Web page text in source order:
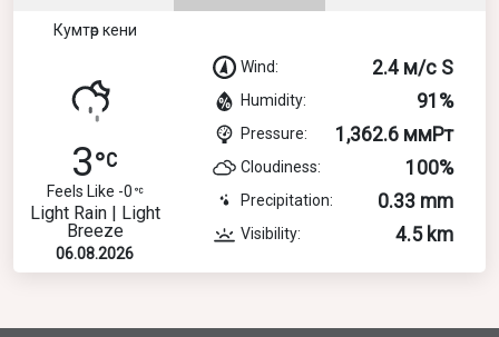
Кумтөр кени
3
Feels Like -0
Light Rain | Light
Breeze
06.08.2026
Wind: 2.4 м/с S
Humidity: 91%
Pressure: 1,362.6 ммРт
Cloudiness: 100%
Precipitation: 0.33 mm
Visibility: 4.5 km